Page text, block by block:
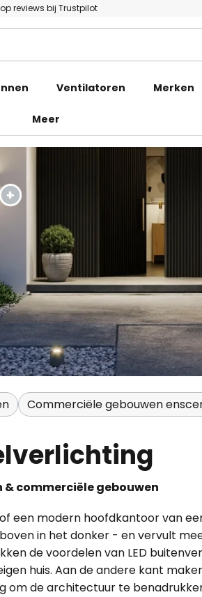
reviews bij Trustpilot
Ventilatoren Merken
Meer
Commerciële gebouwen
& commerciële gebouwen
een modern hoofdkantoor van
in het donker - en vervult
de voordelen van LED
huis. Aan de andere kant
de architectuur te